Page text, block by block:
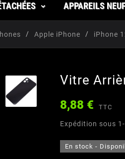
APPAREILS
Apple iPhone iPhone
Vitre
8,88 € TTC
Expédition sous
En stock -